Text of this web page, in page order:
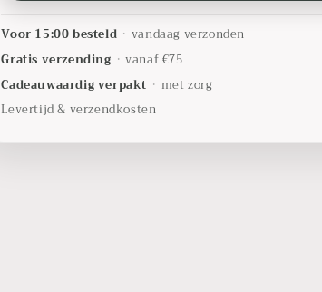
Voor 15:00 besteld • vandaag verzonden
Gratis verzending • vanaf €75
Cadeauwaardig verpakt • met zorg
Levertijd & verzendkosten